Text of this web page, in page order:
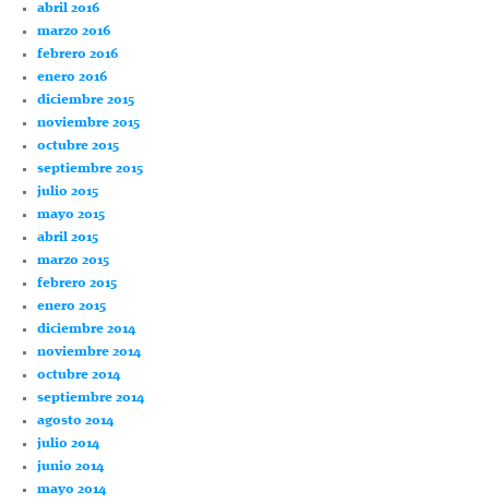
abril 2016
marzo 2016
febrero 2016
enero 2016
diciembre 2015
noviembre 2015
octubre 2015
septiembre 2015
julio 2015
mayo 2015
abril 2015
marzo 2015
febrero 2015
enero 2015
diciembre 2014
noviembre 2014
octubre 2014
septiembre 2014
agosto 2014
julio 2014
junio 2014
mayo 2014